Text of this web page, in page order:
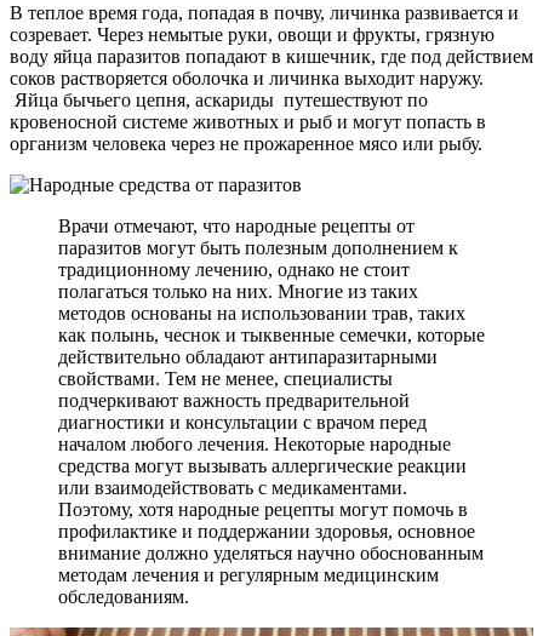
В теплое время года, попадая в почву, личинка развивается и
созревает. Через немытые руки, овощи и фрукты, грязную
воду яйца паразитов попадают в кишечник, где под действием
соков растворяется оболочка и личинка выходит наружу.
Яйца бычьего цепня, аскариды путешествуют по
кровеносной системе животных и рыб и могут попасть в
организм человека через не прожаренное мясо или рыбу.
Врачи отмечают, что народные рецепты от
паразитов могут быть полезным дополнением к
традиционному лечению, однако не стоит
полагаться только на них. Многие из таких
методов основаны на использовании трав, таких
как полынь, чеснок и тыквенные семечки, которые
действительно обладают антипаразитарными
свойствами. Тем не менее, специалисты
подчеркивают важность предварительной
диагностики и консультации с врачом перед
началом любого лечения. Некоторые народные
средства могут вызывать аллергические реакции
или взаимодействовать с медикаментами.
Поэтому, хотя народные рецепты могут помочь в
профилактике и поддержании здоровья, основное
внимание должно уделяться научно обоснованным
методам лечения и регулярным медицинским
обследованиям.